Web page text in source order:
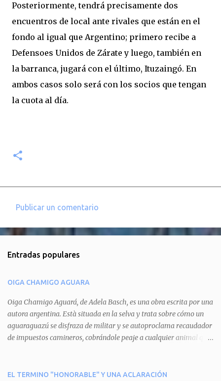
Posteriormente, tendrá precisamente dos
encuentros de local ante rivales que están en el
fondo al igual que Argentino; primero recibe a
Defensoes Unidos de Zárate y luego, también en
la barranca, jugará con el último, Ituzaingó. En
ambos casos solo será con los socios que tengan
la cuota al día.
e
t
a
r
i
o
Publicar un comentario
Entradas populares
OIGA CHAMIGO AGUARA
Oiga Chamigo Aguará, de Adela Basch, es una obra escrita por una
autora argentina. Està situada en la selva y trata sobre cómo un
aguaraguazú se disfraza de militar y se autoproclama recaudador
de impuestos camineros, cobrándole peaje a cualquier animal que
aguará le provoca. De igual manera pasa con Tatú, el armadillo.
EL TERMINO "HONORABLE" Y UNA ACLARACIÓN